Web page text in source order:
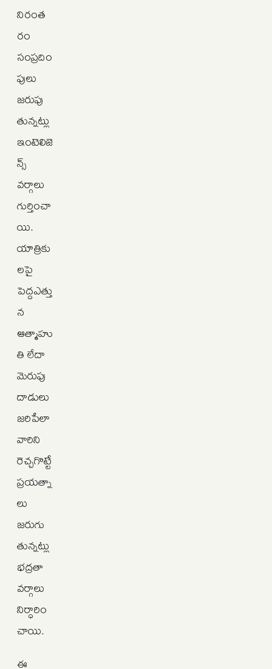
నిరంత
రం
సంప్రదిం
పులు
జరుపు
తున్నట్లు
ఇంటెలిజె
న్స్
వర్గాలు
గుర్తించా
యి.
యాత్రికు
లపై
పెద్దఎత్తు
న
ఆత్మాహు
తి లేదా
మెరుపు
దాడులు
జరిపేలా
వారిని
రెచ్చగొట్టే
ప్రయత్నా
లు
జరుగు
తున్నట్లు
భద్రతా
వర్గాలు
నిర్ధారిం
చాయి.
ఈ